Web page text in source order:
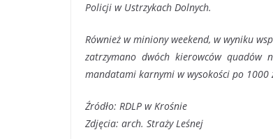
Policji w Ustrzykach Dolnych.
Również w miniony weekend, w wyniku
zatrzymano dwóch kierowców quadów
mandatami karnymi w wysokości po 1000
Źródło: RDLP w Krośnie
Zdjęcia: arch. Straży Leśnej